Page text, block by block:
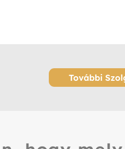
További